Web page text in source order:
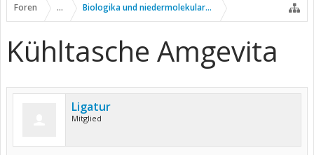
Foren ... Biologika und niedermolekulare Wirkstoffe
Kühltasche Amgevita
Ligatur
Mitglied